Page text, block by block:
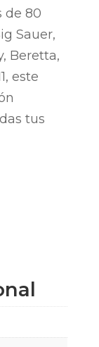
de 80
Sauer,
Beretta,
este
tus